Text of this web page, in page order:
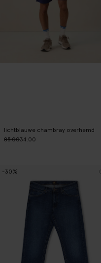
lichtblauwe chambray overhemd
85.0034.00
-30%